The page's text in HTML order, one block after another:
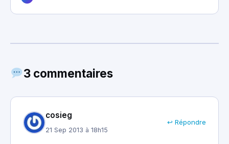
3 commentaires
cosieg
21 Sep 2013 à 18h15
↩ Répondre